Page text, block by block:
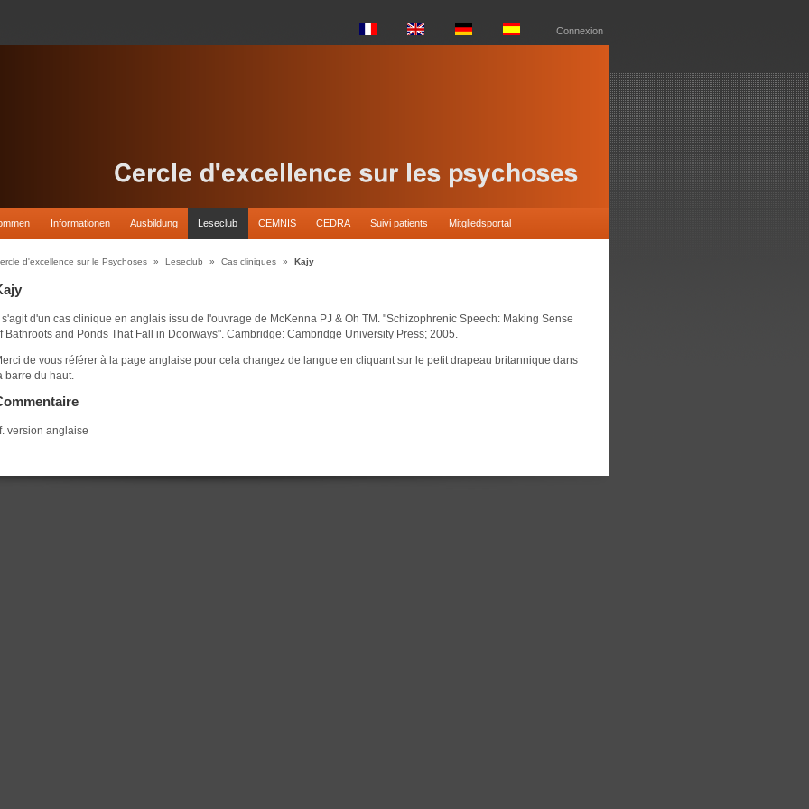
Connexion
Informationen Ausbildung Leseclub CEMNIS CEDRA Suivi patients Mitgliedsportal
d'excellence sur le Psychoses » Leseclub » Cas cliniques » Kajy
Il s'agit d'un cas clinique en anglais issu de l'ouvrage de McKenna PJ & Oh TM. "Schizophrenic Speech: Making Sense
Bathroots and Ponds That Fall in Doorways". Cambridge: Cambridge University Press; 2005.
de vous référer à la page anglaise pour cela changez de langue en cliquant sur le petit drapeau britannique dans
barre du haut.
version anglaise